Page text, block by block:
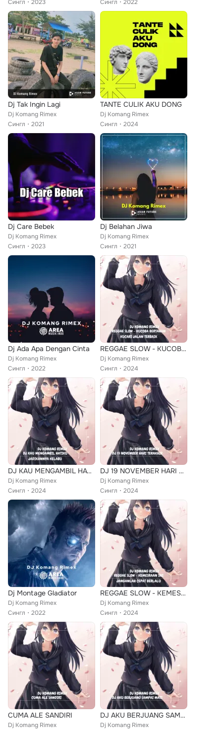
Сингл
2023
Сингл
2022
Dj Tak Ingin Lagi
Dj Komang Rimex
Сингл
2021
TANTE CULIK AKU DONG
Dj Komang Rimex
Сингл
2024
Dj Care Bebek
Dj Komang Rimex
Сингл
2023
Dj Belahan Jiwa
Dj Komang Rimex
Сингл
2021
Dj Ada Apa Dengan Cinta
Dj Komang Rimex
Сингл
2022
REGGAE SLOW - KUCOBA BERTAHAN KUCARI JALAN TERBAIK
Dj Komang Rimex
Сингл
2024
DJ KAU MENGAMBIL HATIKU JADIKANNYA KELABU
Dj Komang Rimex
Сингл
2024
DJ 19 NOVEMBER HARI TERAKHIR
Dj Komang Rimex
Сингл
2024
Dj Montage Gladiator
Dj Komang Rimex
Сингл
2022
REGGAE SLOW - KEMESRAAN INI JANGANLAH CEPAT BERLALU
Dj Komang Rimex
Сингл
2024
CUMA ALE SANDIRI
Dj Komang Rimex
DJ AKU BERJUANG SAMPAI MATI
Dj Komang Rimex